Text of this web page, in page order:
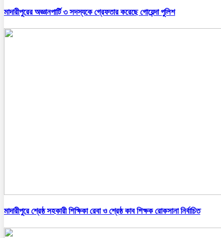
মাদারীপুরের অজ্ঞানপার্টি ৩ সদস্যকে গ্রেফতার করেছে গোয়েন্দা পুলিশ
মাদারীপুরে শ্রেষ্ঠ সহকারী শিক্ষিকা রেবা ও শ্রেষ্ঠ কাব শিক্ষক রোকসানা নির্বাচিত